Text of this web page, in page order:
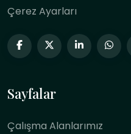
Çerez Ayarları
Sayfalar
Çalışma Alanlarımız